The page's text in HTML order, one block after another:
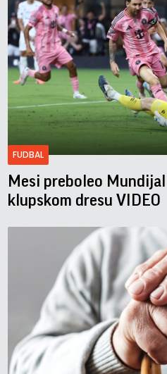
FUDBAL
Mesi preboleo
klupskom dresu VIDEO